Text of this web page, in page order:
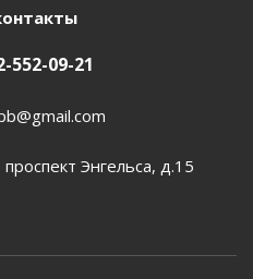
552-09-21
Энгельса, д.15